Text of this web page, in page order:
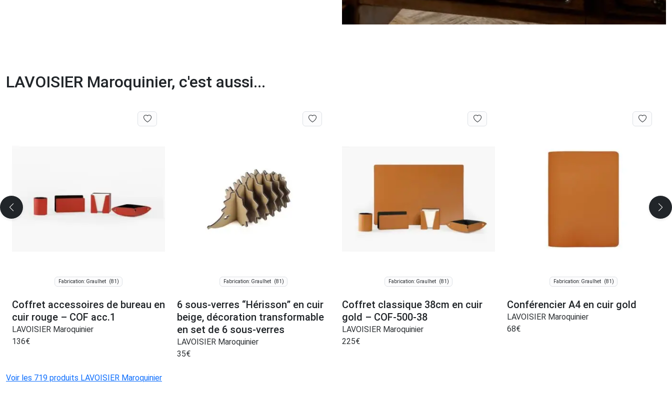
LAVOISIER Maroquinier, c'est aussi...
Fabrication: Graulhet (81)
Coffret accessoires de bureau en
cuir rouge – COF acc.1
LAVOISIER Maroquinier
136€
Fabrication: Graulhet (81)
6 sous-verres “Hérisson” en cuir
beige, décoration transformable
en set de 6 sous-verres
LAVOISIER Maroquinier
35€
Fabrication: Graulhet (81)
Coffret classique 38cm en cuir
gold – COF-500-38
LAVOISIER Maroquinier
225€
Fabrication: Graulhet (81)
Conférencier A4 en cuir gold
LAVOISIER Maroquinier
68€
Voir les 719 produits LAVOISIER Maroquinier